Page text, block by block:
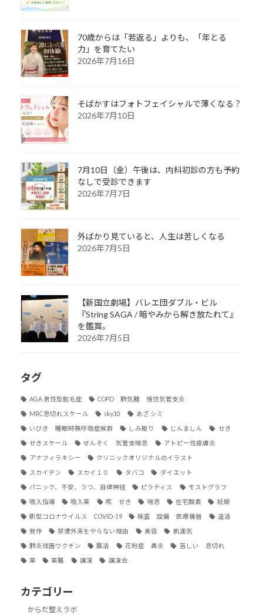
70歳からは「若返る」よりも、「年とる
力」を育てたい
2026年7月16日
そばかすはフォトフェイシャルで薄くなる？
2026年7月10日
7月10日（金）午後は、内科初診の方も予約
なしで受診できます
2026年7月7日
外ばかり見ていると、人生は苦しくなる
2026年7月5日
【新国立劇場】バレエ団ダブル・ビル
『String SAGA / 暗やみから解き放たれて』
を鑑賞。
2026年7月5日
タグ
AGA 男性型脱毛症 COPD 肺気腫 慢性気管支炎
MRC息切れスケール sky10 あざ シミ
いびき 睡眠時無呼吸症候群 しみ取り じんましん せき
せきスケール ぜんそく 気管支喘息 アトピー性皮膚炎
アナフィラキシー クリニックオリジナルのイラスト
スカイテン スカイ１０ タバコ ダイエット
パニック、不安、うつ、自律神経 ピラティス モストグラフ
吸入指導 吸入薬 咳 せき 喘息 在宅酸素 妊娠
新型コロナウイルス COVID-19 検査 設備 医療機器 温活
発作 禁煙外来をやらない理由 美容 肌運気
肺炎球菌ワクチン 腸活 花粉症 鼻炎 苦しい 息切れ
薬 薬膳 講演 講演会
カテゴリー
からだ整えラボ